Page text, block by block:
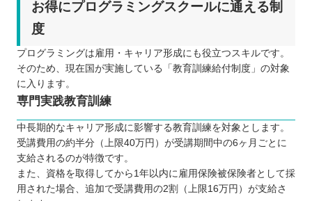
お得にプログラミングスクールに通える制
度
プログラミングは雇用・キャリア形成にも役立つスキルです。
そのため、現在国が実施している「教育訓練給付制度」の対象
に入ります。
専門実践教育訓練
中長期的なキャリア形成に影響する教育訓練を対象とします。
受講費用の約半分（上限40万円）が受講期間中の6ヶ月ごとに
支給されるのが特徴です。
また、資格を取得してから1年以内に雇用保険被保険者として採
用された場合、追加で受講費用の2割（上限16万円）が支給さ